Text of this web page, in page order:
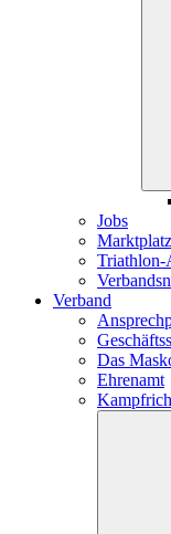
Jobs
Marktplatz
Triathlon-
Verband
Das
Ehrenamt